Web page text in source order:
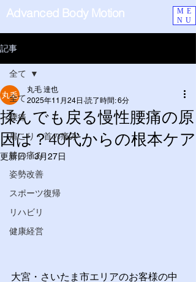
ME
NU
Advanced Body Motion
記事
全て
腰痛
肩こり・首の痛み
膝の痛み
姿勢改善
スポーツ復帰
リハビリ
健康経営
全て
揉んでも戻る慢性腰痛の原
因は？40代からの根本ケア
丸毛 達也
2025年11月24日 読了時間: 6分
更新日：3月27日
大宮・さいたま市エリアのお客様の中